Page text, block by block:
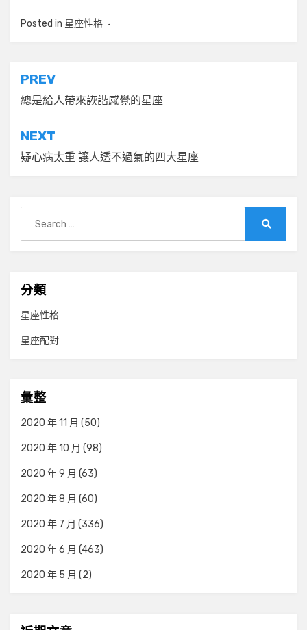
Posted in 星座性格
文
章
導
覽
PREV
總是給人帶來詼諧感覺的星座
NEXT
疑心病太重 讓人透不過氣的四大星座
for:
分類
星座性格
星座配對
彙整
2020 年 11 月 (50)
2020 年 10 月 (98)
2020 年 9 月 (63)
2020 年 8 月 (60)
2020 年 7 月 (336)
2020 年 6 月 (463)
2020 年 5 月 (2)